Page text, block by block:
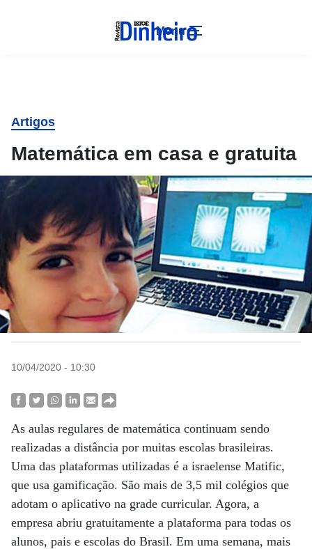
Menu
Artigos
Matemática em casa e gratuita
10/04/2020 - 10:30
As aulas regulares de matemática continuam sendo
realizadas a distância por muitas escolas brasileiras.
Uma das plataformas utilizadas é a israelense Matific,
que usa gamificação. São mais de 3,5 mil colégios que
adotam o aplicativo na grade curricular. Agora, a
empresa abriu gratuitamente a plataforma para todas os
alunos, pais e escolas do Brasil. Em uma semana, mais